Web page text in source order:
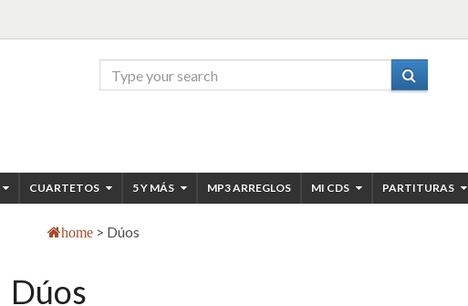
CUARTETOS 5 Y MÁS MP3 ARREGLOS MI CDS PARTITURAS
home > Dúos
Dúos